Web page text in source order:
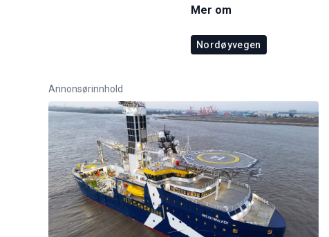
Mer om
Nordøyvegen
Annonsørinnhold